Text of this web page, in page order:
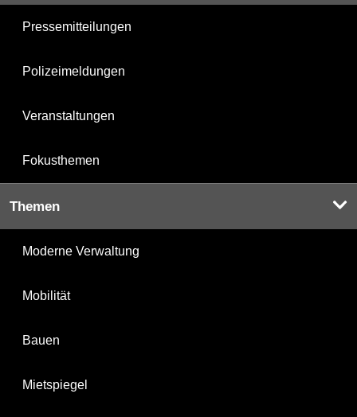
Pressemitteilungen
Polizeimeldungen
Veranstaltungen
Fokusthemen
Themen
Moderne Verwaltung
Mobilität
Bauen
Mietspiegel